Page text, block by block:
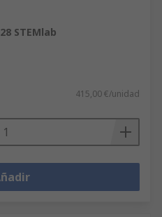
STEMlab
415,00 €/unidad